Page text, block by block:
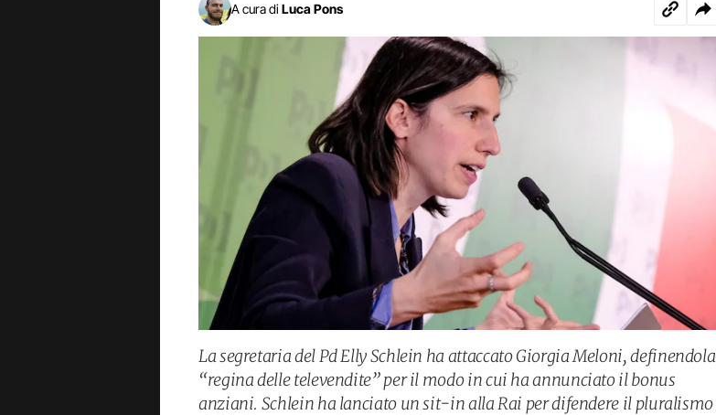
A cura di Luca Pons
La segretaria del Pd Elly Schlein ha attaccato Giorgia Meloni, definendola
“regina delle televendite” per il modo in cui ha annunciato il bonus
anziani. Schlein ha lanciato un sit-in alla Rai per difendere il pluralismo